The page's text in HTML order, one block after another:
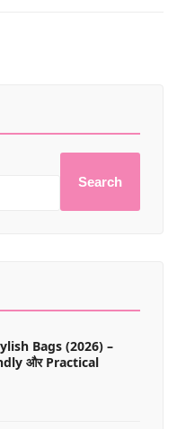
Search
Bags (2026) –
और Practical